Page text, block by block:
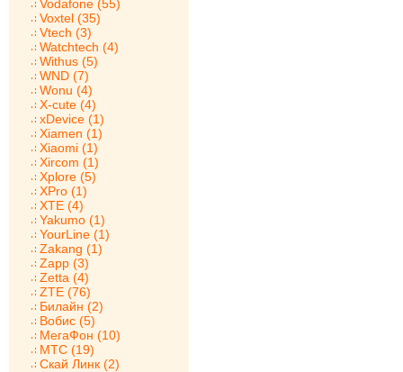
Vodafone (55)
Voxtel (35)
Vtech (3)
Watchtech (4)
Withus (5)
WND (7)
Wonu (4)
X-cute (4)
xDevice (1)
Xiamen (1)
Xiaomi (1)
Xircom (1)
Xplore (5)
XPro (1)
XTE (4)
Yakumo (1)
YourLine (1)
Zakang (1)
Zapp (3)
Zetta (4)
ZTE (76)
Билайн (2)
Вобис (5)
МегаФон (10)
МТС (19)
Скай Линк (2)